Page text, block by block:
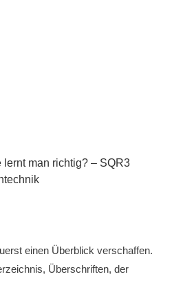
lernt man richtig? – SQR3
einen Überblick verschaffen.
Überschriften, der